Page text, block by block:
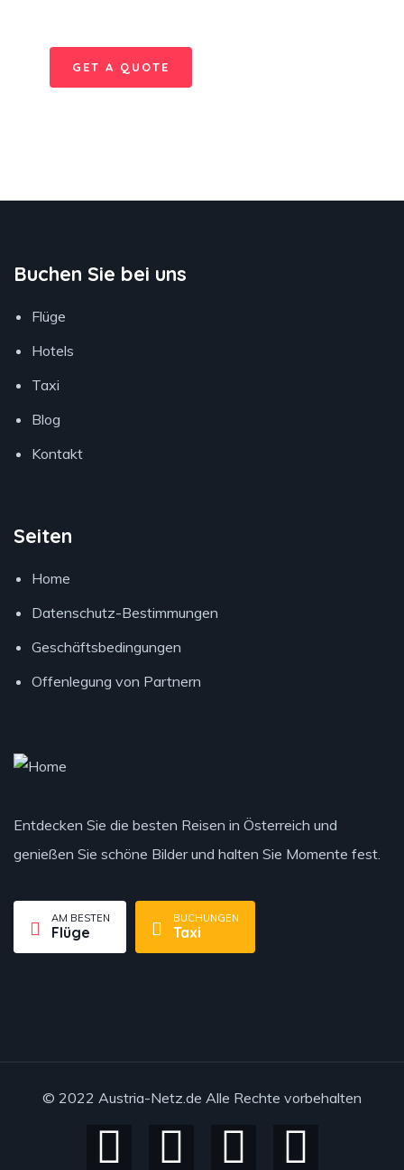
GET A QUOTE
Buchen Sie bei uns
Flüge
Hotels
Taxi
Blog
Kontakt
Seiten
Home
Datenschutz-Bestimmungen
Geschäftsbedingungen
Offenlegung von Partnern
Entdecken Sie die besten Reisen in Österreich und
genießen Sie schöne Bilder und halten Sie Momente fest.
AM BESTEN
Flüge
BUCHUNGEN
Taxi
© 2022 Austria-Netz.de Alle Rechte vorbehalten